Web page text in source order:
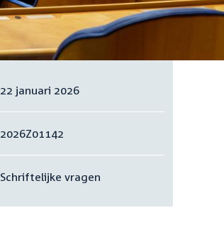
Datum:
22 januari 2026
Nummer:
2026Z01142
Schriftelijke vragen